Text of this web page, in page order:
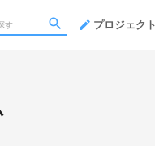
プロジェク